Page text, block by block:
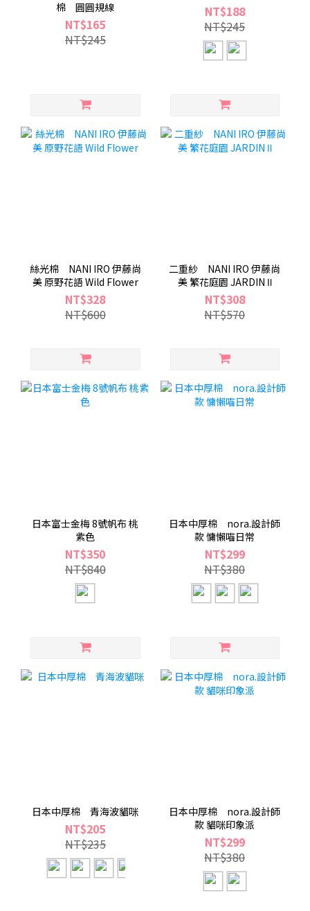
棉 圓圓規線
NT$165
NT$245
NT$188
NT$245
絲光棉 NANI IRO 伊藤尚
美 原野花語 Wild Flower
NT$328
NT$600
二重紗 NANI IRO 伊藤尚
美 繁花庭園 JARDIN Ⅱ
NT$308
NT$570
日本富士金梅 8號帆布 桃
紫色
NT$350
NT$840
日本中厚棉 nora.設計師
款 慵懶喵日常
NT$299
NT$380
日本中厚棉 青海波貓咪
NT$205
NT$235
日本中厚棉 nora.設計師
款 貓咪印象派
NT$299
NT$380